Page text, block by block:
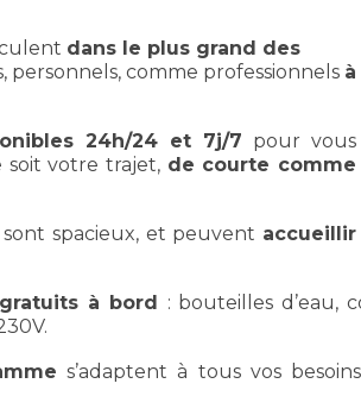
dans le plus grand des
comme professionnels à
24h/24 et 7j/7 pour vous
votre trajet, de courte comme
spacieux, et peuvent accueillir
à bord : bouteilles d’eau,
s’adaptent à tous vos